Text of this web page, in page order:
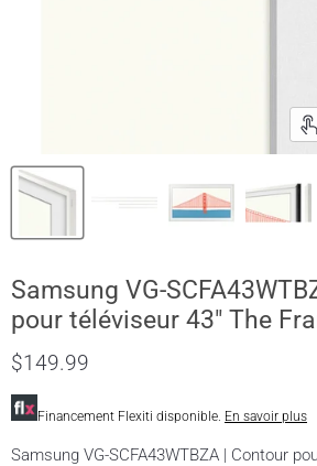
Samsung VG-
pour téléviseur 43" The
$149.99
Financement Flexiti disponible. En savoir plus
Samsung VG-SCFA43WTBZA | Contour